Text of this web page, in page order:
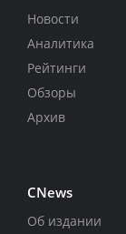
Новости
Аналитика
Рейтинги
Обзоры
Архив
CNews
Об издании